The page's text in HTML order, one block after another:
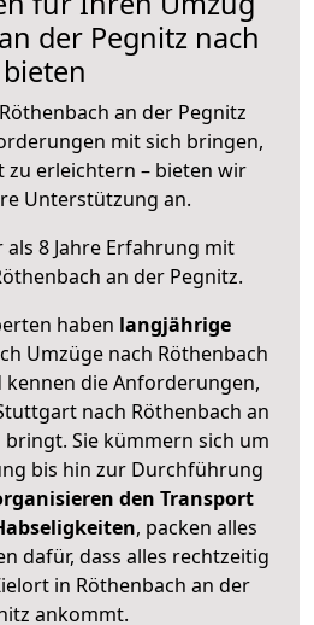
der Pegnitz nach
bieten
an der Pegnitz
mit sich bringen,
zu erleichtern – bieten wir
Unterstützung an.
8 Jahre Erfahrung mit
an der Pegnitz.
haben langjährige
Umzüge nach Röthenbach
kennen die Anforderungen,
nach Röthenbach an
Sie kümmern sich um
bis hin zur Durchführung
den Transport
, packen alles
dafür, dass alles rechtzeitig
in Röthenbach an der
ankommt.